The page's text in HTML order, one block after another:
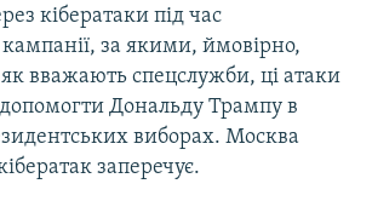
кібератаки під час
за якими, ймовірно,
як вважають спецслужби, ці атаки
Дональду Трампу в
виборах. Москва
заперечує.